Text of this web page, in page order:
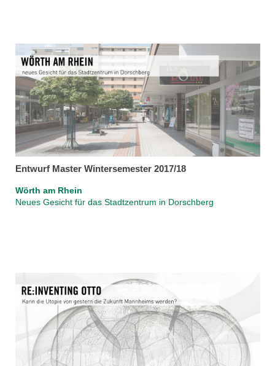
Entwurf Master Wintersemester 2017/18
Wörth am Rhein
Neues Gesicht für das Stadtzentrum in Dorschberg